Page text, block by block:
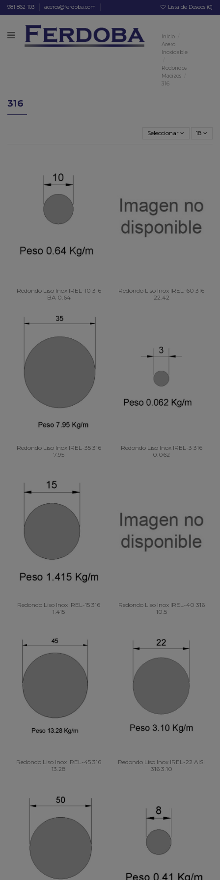
981 862 103 aceros@ferdoba.com Lista de Deseos (0)
Inicio
Acero
Inoxidable
Redondos
Macizos
316
316
Seleccionar 18
Redondo Liso Inox IREL-10 316
BA 0.64
Redondo Liso Inox IREL-60 316
22.42
Redondo Liso Inox IREL-35 316
7.95
Redondo Liso Inox IREL-3 316
0.062
Redondo Liso Inox IREL-15 316
1.415
Redondo Liso Inox IREL-40 316
10.5
Redondo Liso Inox IREL-45 316
13.28
Redondo Liso Inox IREL-22 AISI
316 3.10